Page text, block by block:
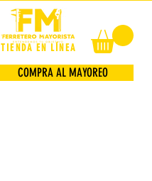
TIENDA EN LÍNEA
COMPRA AL MAYOREO